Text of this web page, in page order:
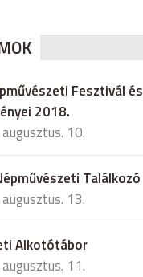
Fesztivál és
2018.
10.
Találkozó
13.
Alkotótábor
11.